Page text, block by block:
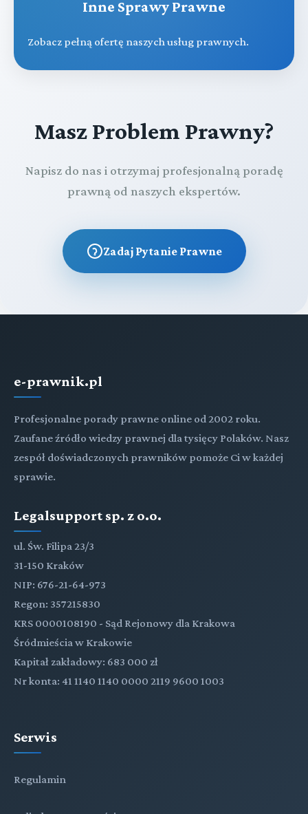
Inne Sprawy Prawne
Zobacz pełną ofertę naszych usług prawnych.
Masz Problem Prawny?
Napisz do nas i otrzymaj profesjonalną poradę
prawną od naszych ekspertów.
Zadaj Pytanie Prawne
e-prawnik.pl
Profesjonalne porady prawne online od 2002 roku.
Zaufane źródło wiedzy prawnej dla tysięcy Polaków. Nasz
zespół doświadczonych prawników pomoże Ci w każdej
sprawie.
Legalsupport sp. z o.o.
ul. Św. Filipa 23/3
31-150 Kraków
NIP: 676-21-64-973
Regon: 357215830
KRS 0000108190 - Sąd Rejonowy dla Krakowa
Śródmieścia w Krakowie
Kapitał zakładowy: 683 000 zł
Nr konta: 41 1140 1140 0000 2119 9600 1003
Serwis
Regulamin